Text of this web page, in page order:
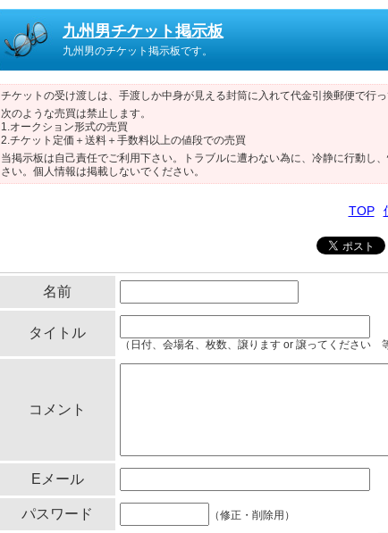
九州男チケット掲示板
九州男のチケット掲示板です。
チケットの受け渡しは、手渡しか中身が見える封筒に入れて代金引換郵便で行っ
次のような売買は禁止します。
1.オークション形式の売買
2.チケット定価＋送料＋手数料以上の値段での売買
当掲示板は自己責任でご利用下さい。トラブルに遭わない為に、冷静に行動し
さい。個人情報は掲載しないでください。
TOP
名前
タイトル
（日付、会場名、枚数、譲ります or 譲ってください
コメント
Eメール
パスワード （修正・削除用）